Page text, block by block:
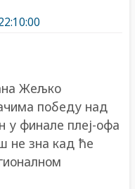
Жељко
победу над
у финале плеј-офа
не зна кад ће